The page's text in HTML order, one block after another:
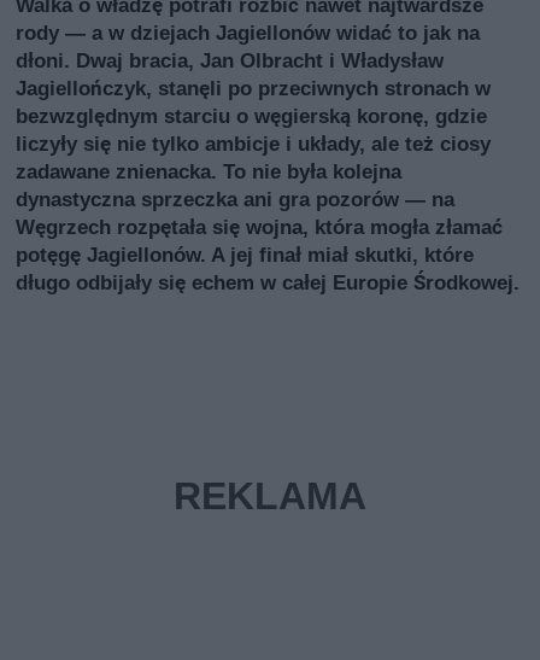
Walka o władzę potrafi rozbić nawet najtwardsze
rody — a w dziejach Jagiellonów widać to jak na
dłoni. Dwaj bracia, Jan Olbracht i Władysław
Jagiellończyk, stanęli po przeciwnych stronach w
bezwzględnym starciu o węgierską koronę, gdzie
liczyły się nie tylko ambicje i układy, ale też ciosy
zadawane znienacka. To nie była kolejna
dynastyczna sprzeczka ani gra pozorów — na
Węgrzech rozpętała się wojna, która mogła złamać
potęgę Jagiellonów. A jej finał miał skutki, które
długo odbijały się echem w całej Europie Środkowej.